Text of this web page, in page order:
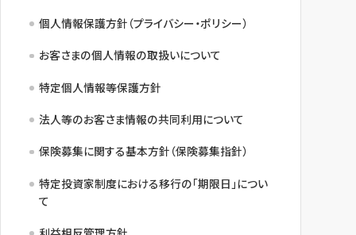
個人情報保護方針（プライバシー・ポリシー）
お客さまの個人情報の取扱いについて
特定個人情報等保護方針
法人等のお客さま情報の共同利用について
保険募集に関する基本方針（保険募集指針）
特定投資家制度における移行の「期限日」につい
て